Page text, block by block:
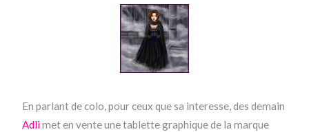
En parlant de colo, pour ceux que sa interesse, des demain
Adlimet en vente une tablette graphique de la marque